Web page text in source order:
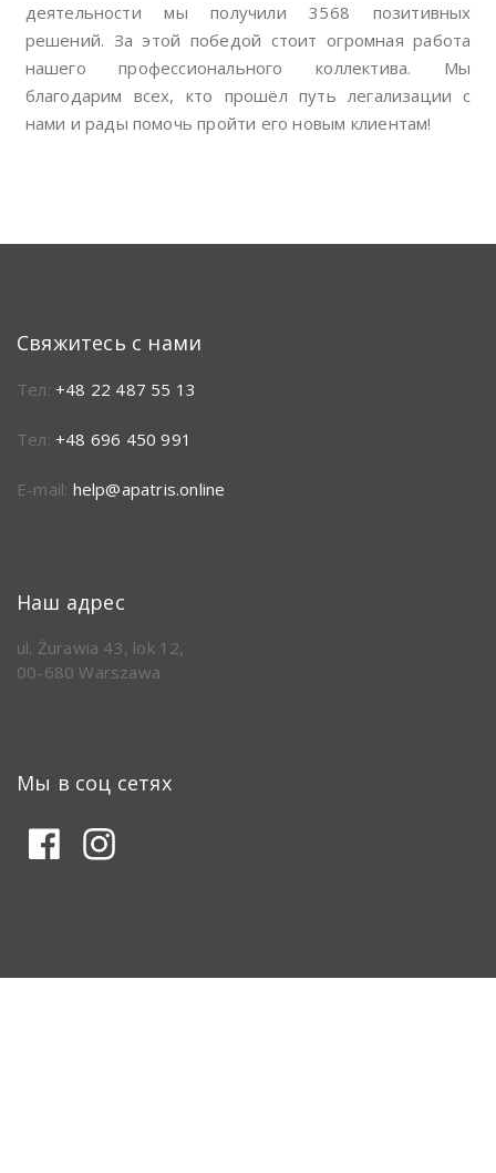
деятельности мы получили 3568 позитивных
решений. За этой победой стоит огромная работа
нашего профессионального коллектива. Мы
благодарим всех, кто прошёл путь легализации с
нами и рады помочь пройти его новым клиентам!
Свяжитесь с нами
Тел: +48 22 487 55 13
Тел: +48 696 450 991
E-mail: help@apatris.online
Наш адрес
ul. Żurawia 43, lok 12,
00-680 Warszawa
Мы в соц сетях